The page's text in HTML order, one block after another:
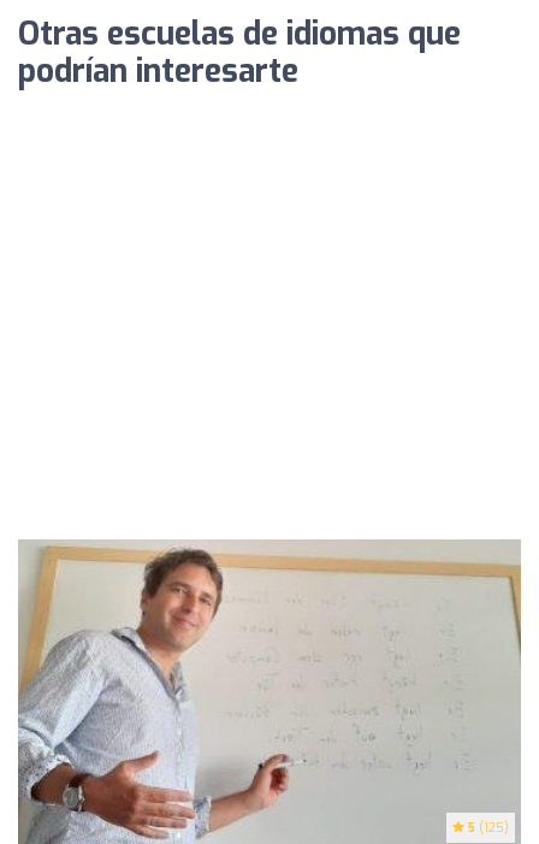
Otras escuelas de idiomas que
podrían interesarte
5 (125)